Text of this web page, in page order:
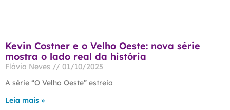
Kevin Costner e o Velho Oeste: nova série
mostra o lado real da história
Flávia Neves
01/10/2025
A série “O Velho Oeste” estreia
Leia mais »